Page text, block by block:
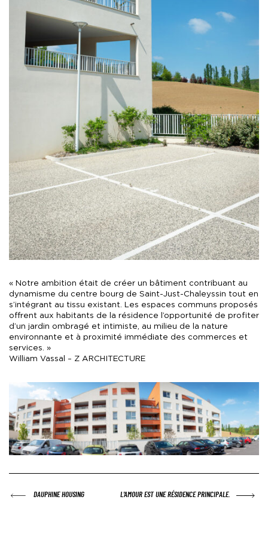
« Notre ambition était de créer un bâtiment contribuant au
dynamisme du centre bourg de Saint-Just-Chaleyssin tout en
s’intégrant au tissu existant. Les espaces communs proposés
offrent aux habitants de la résidence l’opportunité de profiter
d’un jardin ombragé et intimiste, au milieu de la nature
environnante et à proximité immédiate des commerces et
services. »
William Vassal – Z ARCHITECTURE
ARTICLE PRÉCÉDENT :
DAUPHINE HOUSING
ARTICLE SUIVANT :
L'AMOUR EST UNE RÉSIDENCE PRINCIPALE.